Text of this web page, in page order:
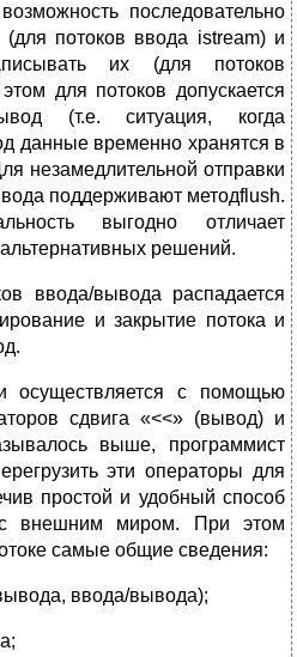
последовательно
потоков ввода istream) и
их (для потоков
для потоков допускается
(т.е. ситуация, когда
данные временно хранятся в
незамедлительной отправки
поддерживают методflush.
выгодно отличает
решений.
ввода/вывода распадается
и закрытие потока и
осуществляется с помощью
сдвига «<<» (вывод) и
выше, программист
эти операторы для
простой и удобный способ
с внешним миром. При этом
самые общие сведения:
ввода/вывода);